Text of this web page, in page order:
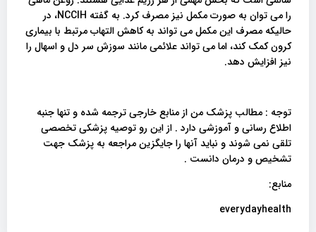
را می توان به صورت مکمل نیز مصرف کرد. به گفته NCCIH، در
حالیکه مصرف این مکمل می تواند به کاهش التهاب مرتبط با بیماری
کرون کمک کند، اما می تواند علائمی مانند سوزش سر دل و اسهال را
نیز افزایش دهد.
توجه : مطالب پزشک من از منابع خارجی ترجمه شده و تنها جنبه
اطلاع رسانی و آموزشی دارد . از این رو توصیه پزشکی تخصصی
تلقی نمی شوند و نباید آنها را جایگزین مراجعه به پزشک جهت
تشخیص و درمان دانست .
منابع:
everydayhealth